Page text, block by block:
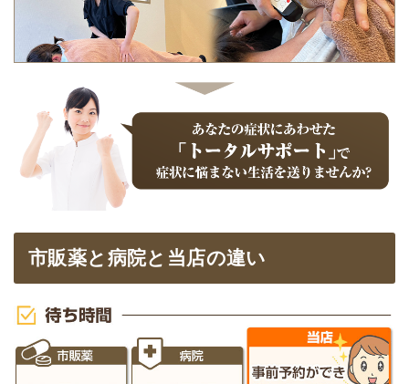
市販薬と病院と当店の違い